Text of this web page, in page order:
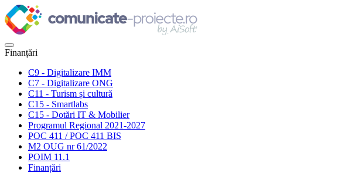
Finanțări
C9 - Digitalizare IMM
C7 - Digitalizare ONG
C11 - Turism și cultură
C15 - Smartlabs
C15 - Dotări IT & Mobilier
Programul Regional 2021-2027
POC 411 / POC 411 BIS
M2 OUG nr 61/2022
POIM 11.1
Finanțări